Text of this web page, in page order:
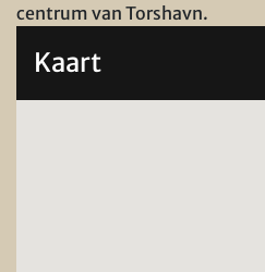
centrum van Torshavn.
Kaart